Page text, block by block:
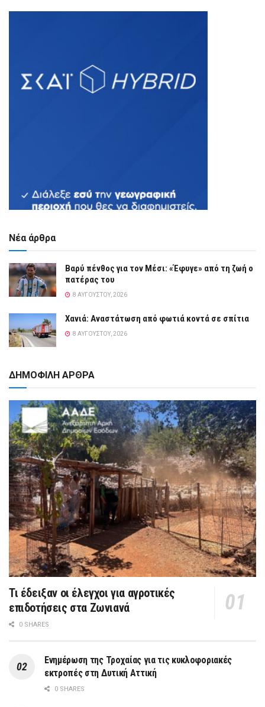
Νέα άρθρα
Βαρύ πένθος για τον Μέσι: «Έφυγε» από τη ζωή ο
πατέρας του
8 ΑΥΓΟΎΣΤΟΥ, 2026
Χανιά: Αναστάτωση από φωτιά κοντά σε σπίτια
8 ΑΥΓΟΎΣΤΟΥ, 2026
ΔΗΜΟΦΙΛΗ ΑΡΘΡΑ
Τι έδειξαν οι έλεγχοι για αγροτικές
επιδοτήσεις στα Ζωνιανά
0 SHARES
Ενημέρωση της Τροχαίας για τις κυκλοφοριακές
εκτροπές στη Δυτική Αττική
0 SHARES